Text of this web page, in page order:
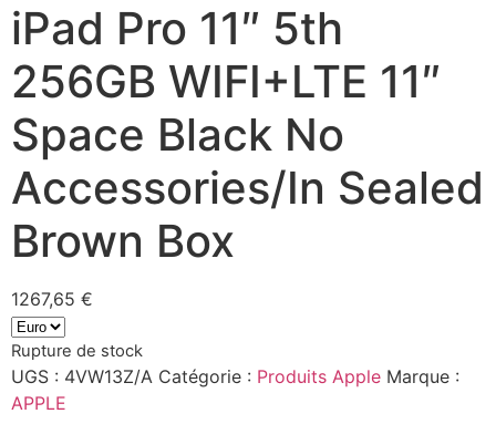
iPad Pro 11″ 5th
256GB WIFI+LTE 11″
Space Black No
Accessories/In Sealed
Brown Box
1267,65 €
Rupture de stock
UGS : 4VW13Z/A Catégorie : Produits Apple Marque :
APPLE